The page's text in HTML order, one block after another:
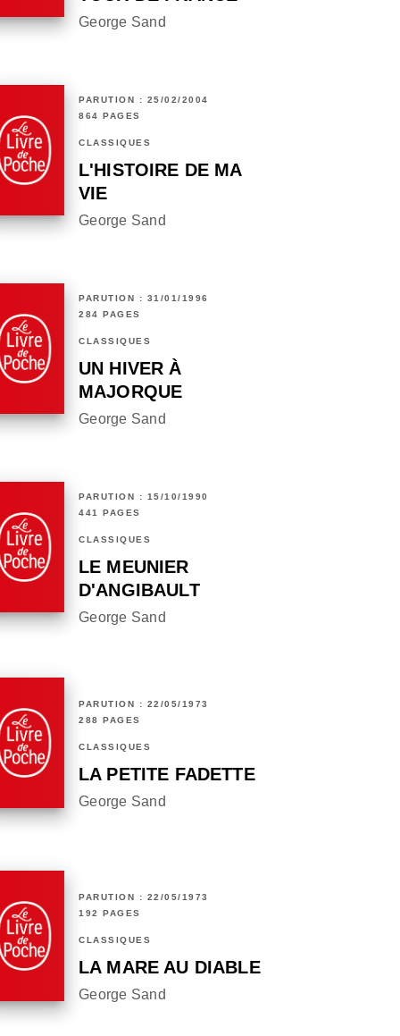
George Sand
PARUTION : 25/02/2004
864 PAGES
CLASSIQUES
L'HISTOIRE DE MA
VIE
George Sand
PARUTION : 31/01/1996
284 PAGES
CLASSIQUES
UN HIVER À
MAJORQUE
George Sand
PARUTION : 15/10/1990
441 PAGES
CLASSIQUES
LE MEUNIER
D'ANGIBAULT
George Sand
PARUTION : 22/05/1973
288 PAGES
CLASSIQUES
LA PETITE FADETTE
George Sand
PARUTION : 22/05/1973
192 PAGES
CLASSIQUES
LA MARE AU DIABLE
George Sand